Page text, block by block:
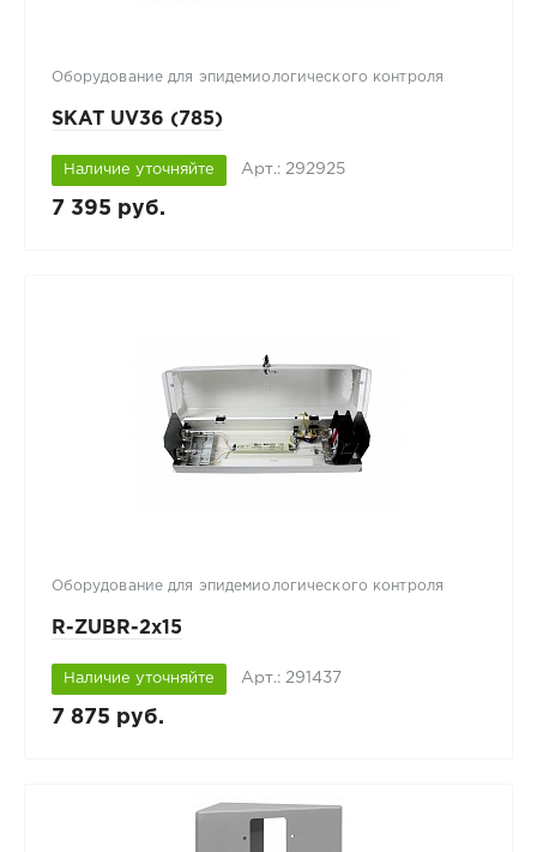
Оборудование для эпидемиологического контроля
SKAT UV36 (785)
Наличие уточняйте Арт.: 292925
7 395 руб.
Оборудование для эпидемиологического контроля
R-ZUBR-2х15
Наличие уточняйте Арт.: 291437
7 875 руб.